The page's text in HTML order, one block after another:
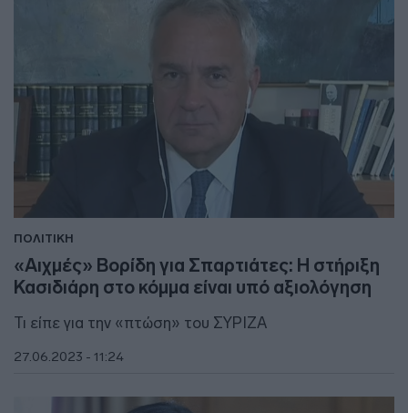
ΠΟΛΙΤΙΚΗ
«Αιχμές» Βορίδη για Σπαρτιάτες: Η στήριξη
Κασιδιάρη στο κόμμα είναι υπό αξιολόγηση
Τι είπε για την «πτώση» του ΣΥΡΙΖΑ
27.06.2023 - 11:24